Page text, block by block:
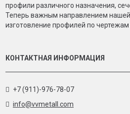
профили различного назначения,
Теперь важным направлением нашей
изготовление профилей по чертежам
КОНТАКТНАЯ ИНФОРМАЦИЯ
+7 (911)-976-78-07
info@vvmetall.com